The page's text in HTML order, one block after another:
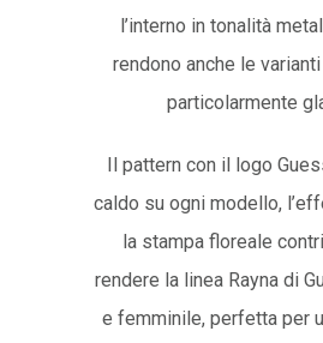
l’interno in tonalità
rendono anche le
particolarmente
Il pattern con il logo
caldo su ogni modello,
la stampa floreale
rendere la linea Rayna di
e femminile, perfetta per